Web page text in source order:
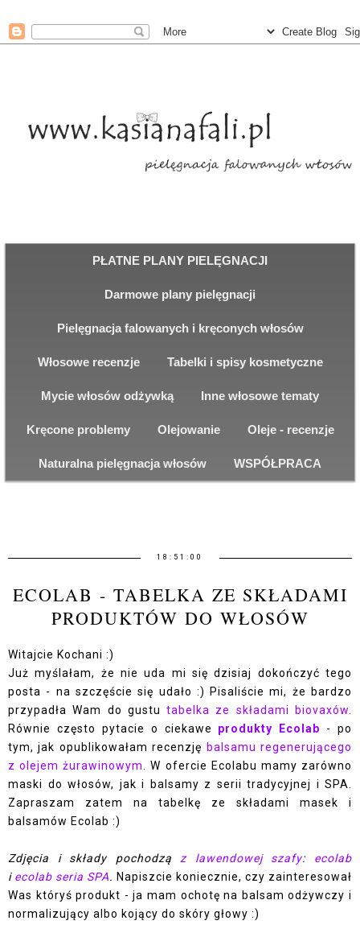
PŁATNE PLANY PIELĘGNACJI
Darmowe plany pielęgnacji
Pielęgnacja falowanych i kręconych włosów
Włosowe recenzje Tabelki i spisy kosmetyczne
Mycie włosów odżywką Inne włosowe tematy
Kręcone problemy Olejowanie Oleje - recenzje
Naturalna pielęgnacja włosów WSPÓŁPRACA
18:51:00
ECOLAB - TABELKA ZE SKŁADAMI
PRODUKTÓW DO WŁOSÓW
Witajcie Kochani :)
Już myślałam, że nie uda mi się dzisiaj dokończyć tego
posta - na szczęście się udało :) Pisaliście mi, że bardzo
przypadła Wam do gustutabelka ze składami biovaxów.
Równie często pytacie o ciekawe produkty Ecolab - po
tym, jak opublikowałam recenzję balsamu regenerującego
z olejem żurawinowym
. W ofercie Ecolabu mamy zarówno
maski do włosów, jak i balsamy z serii tradycyjnej i SPA.
Zapraszam zatem na tabelkę ze składami masek i
balsamów Ecolab :)
Zdjęcia i składy pochodzą z lawendowej szafy: ecolab
i ecolab seria SPA. Napiszcie koniecznie, czy zainteresował
Was któryś produkt - ja mam ochotę na balsam odżywczy i
normalizujący albo kojący do skóry głowy :)